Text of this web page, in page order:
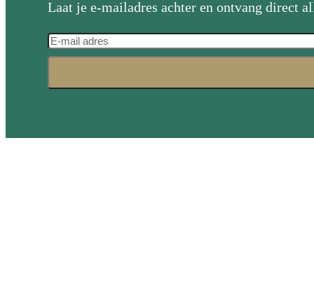
Laat je e-mailadres achter en ontvang direct